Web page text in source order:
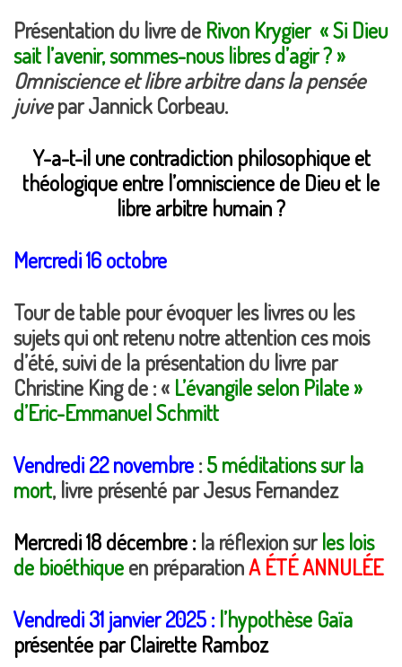
Présentation du livre de Rivon Krygier « Si Dieu
sait l’avenir, sommes-nous libres d’agir ? »
Omniscience et libre arbitre dans la pensée
juivepar Jannick Corbeau.
Y-a-t-il une contradiction philosophique et
théologique entre l’omniscience de Dieu et le
libre arbitre humain ?
Mercredi 16 octobre
Tour de table pour évoquer les livres ou les
sujets qui ont retenu notre attention ces mois
d’été, suivi de la présentation du livre par
Christine King de : « L’évangile selon Pilate »
d’Eric-Emmanuel Schmitt
Vendredi 22 novembre:5 méditations sur la
mort, livre présenté par Jesus Fernandez
Mercredi 18 décembre :la réflexion surles lois
de bioéthiqueen préparationA ÉTÉ ANNULÉE
Vendredi 31 janvier 2025 :l’hypothèse Gaïa
présentée par Clairette Ramboz